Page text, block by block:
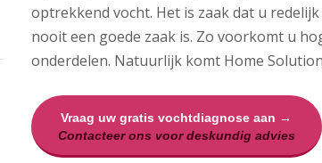
optrekkend vocht. Het is zaak dat u
nooit een goede zaak is. Zo voorkomt u
onderdelen. Natuurlijk komt Home
Vraag uw gratis vochtdiagnose aan →
Contacteer ons voor deskundig advies